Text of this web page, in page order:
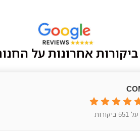
ביקורות אחרונות על